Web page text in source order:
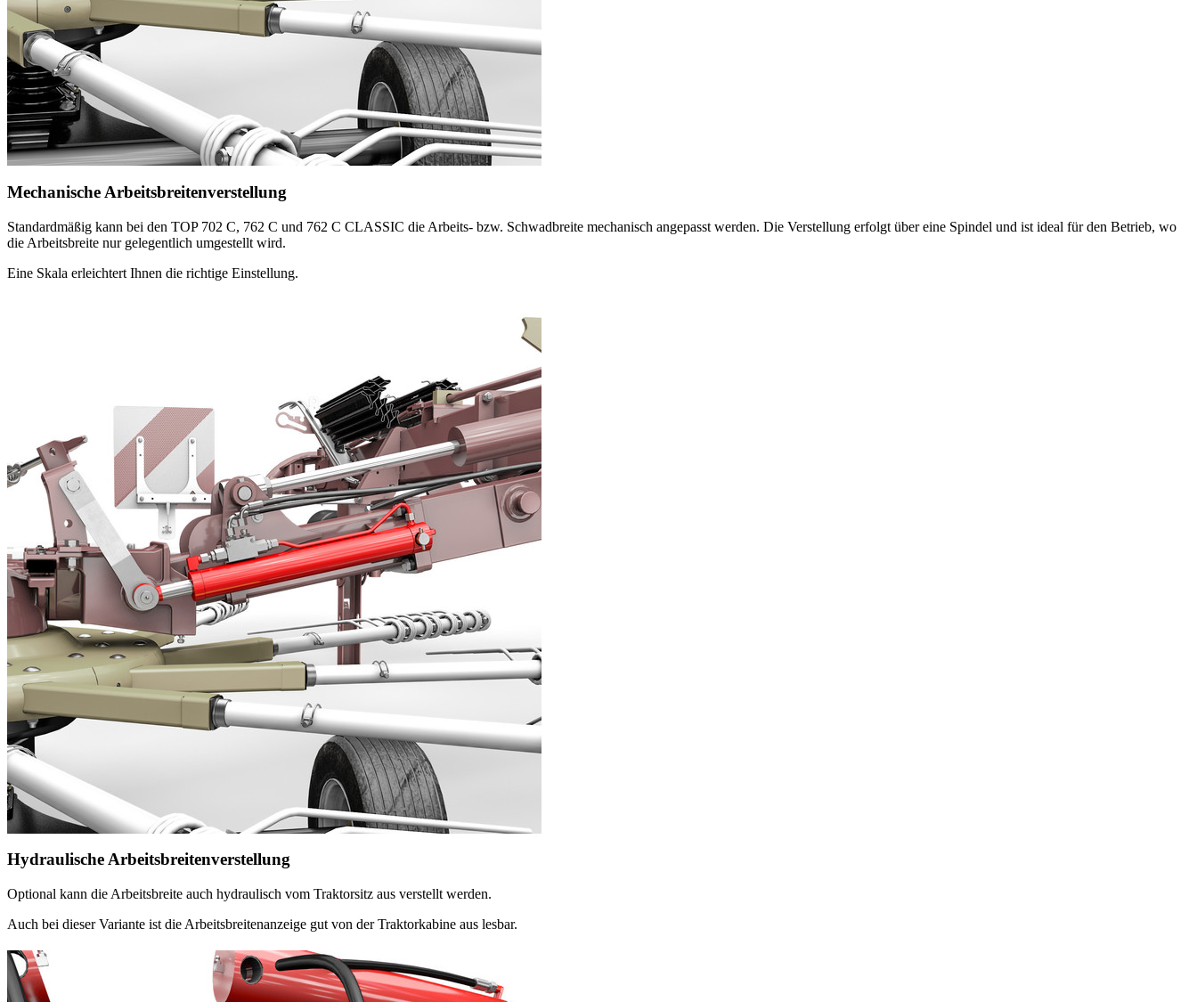
Mechanische Arbeitsbreitenverstellung
Standardmäßig kann bei den TOP 702 C, 762 C und 762 C CLASSIC die Arbeits- bzw. Schwadbreite mechanisch angepasst werden. Die Verstellung erfolgt über eine Spindel und ist ideal für den Betrieb, wo
die Arbeitsbreite nur gelegentlich umgestellt wird.
Eine Skala erleichtert Ihnen die richtige Einstellung.
Hydraulische Arbeitsbreitenverstellung
Optional kann die Arbeitsbreite auch hydraulisch vom Traktorsitz aus verstellt werden.
Auch bei dieser Variante ist die Arbeitsbreitenanzeige gut von der Traktorkabine aus lesbar.